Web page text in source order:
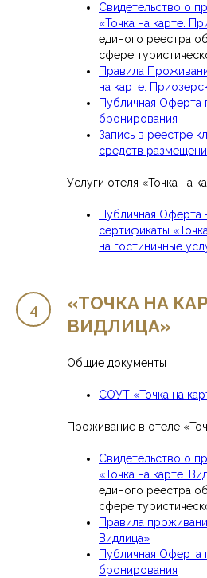
Свидетельство о
«Точка на карте.
единого реестра
сфере
Правила
на карте.
Публичная Оферта
бронирования
Запись в реестре
средств
Услуги отеля «Точка на
Публичная
сертификаты
на гостиничные
«ТОЧКА НА
ВИДЛИЦА»
Общие документы
СОУТ «Точка на
Проживание в отеле
Свидетельство о
«Точка на карте.
единого реестра
сфере
Правила
Видлица»
Публичная Оферта
бронирования